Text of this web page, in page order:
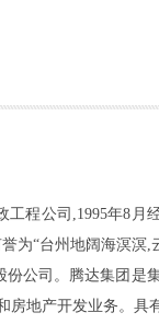
程公司,1995年8
为“台州地阔海溟
公司。腾达集团
地产开发业务。